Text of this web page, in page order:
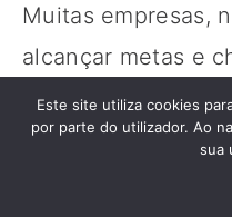
Muitas empresas,
alcançar metas e
segmento em que
esquecendo do
palavras, a
Este site utiliza cookies
por parte do utilizador. Ao
sua